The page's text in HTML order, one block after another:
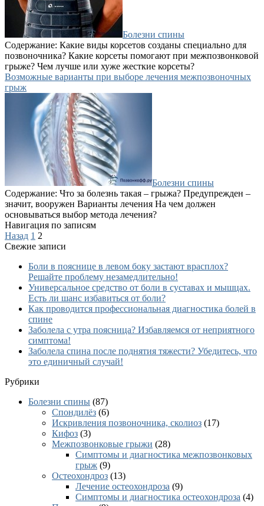
Болезни спины
Содержание: Какие виды корсетов созданы специально для
позвоночника? Какие корсеты помогают при межпозвонковой
грыже? Чем лучше или хуже жесткие корсеты?
Возможные варианты при выборе лечения межпозвоночных
грыж
Болезни спины
Содержание: Что за болезнь такая – грыжа? Предупрежден –
значит, вооружен Варианты лечения На чем должен
основываться выбор метода лечения?
Навигация по записям
Назад 1 2
Свежие записи
Боли в пояснице в левом боку застают врасплох?
Решайте проблему незамедлительно!
Универсальное средство от боли в суставах и мышцах.
Есть ли шанс избавиться от боли?
Как проводится профессиональная диагностика болей в
спине
Заболела с утра поясница? Избавляемся от неприятного
симптома!
Заболела спина после поднятия тяжести? Убедитесь, что
это единичный случай!
Рубрики
Болезни спины (87)
Cпондилёз (6)
Искривления позвоночника, сколиоз (17)
Кифоз (3)
Межпозвонковые грыжи (28)
Симптомы и диагностика межпозвонковых
грыж (9)
Остеохондроз (13)
Лечение остеохондроза (9)
Симптомы и диагностика остеохондроза (4)